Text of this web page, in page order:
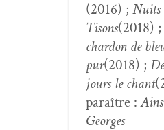
(2016) ; Nuits
Tisons(2018) ;
chardon de
pur(2018) ;
jours le chant
paraître :
Georges